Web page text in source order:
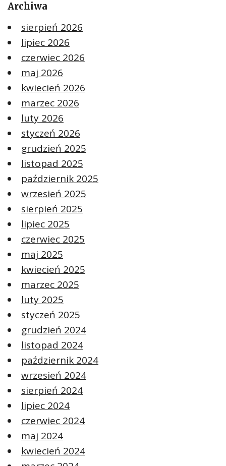
Archiwa
sierpień 2026
lipiec 2026
czerwiec 2026
maj 2026
kwiecień 2026
marzec 2026
luty 2026
styczeń 2026
grudzień 2025
listopad 2025
październik 2025
wrzesień 2025
sierpień 2025
lipiec 2025
czerwiec 2025
maj 2025
kwiecień 2025
marzec 2025
luty 2025
styczeń 2025
grudzień 2024
listopad 2024
październik 2024
wrzesień 2024
sierpień 2024
lipiec 2024
czerwiec 2024
maj 2024
kwiecień 2024